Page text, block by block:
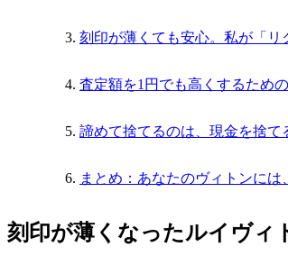
刻印が薄くても安心。私が「リ
査定額を1円でも高くするため
諦めて捨てるのは、現金を捨て
まとめ：あなたのヴィトンに
刻印が薄くなったルイヴィ